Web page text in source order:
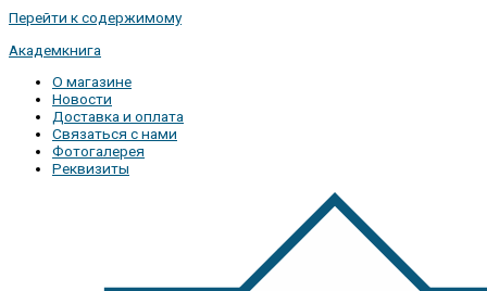
Перейти к содержимому
Академкнига
О магазине
Новости
Доставка и оплата
Связаться с нами
Фотогалерея
Реквизиты